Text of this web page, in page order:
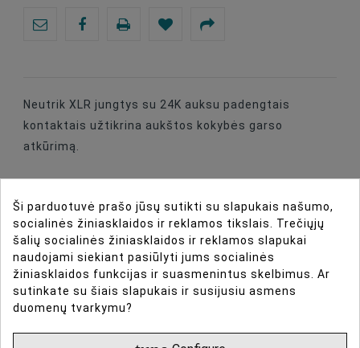
Neutrik XLR jungtys su 24K auksu padengtais
kontaktais užtikrina aukštos kokybės garso
atkūrimą.
DIRBTINIO INTELEKTO ASISTENTAS
DAUGIAU INFORMACIJOS
Ši parduotuvė prašo jūsų sutikti su slapukais našumo,
socialinės žiniasklaidos ir reklamos tikslais. Trečiųjų
šalių socialinės žiniasklaidos ir reklamos slapukai
naudojami siekiant pasiūlyti jums socialinės
žiniasklaidos funkcijas ir suasmenintus skelbimus. Ar
sutinkate su šiais slapukais ir susijusiu asmens
duomenų tvarkymu?